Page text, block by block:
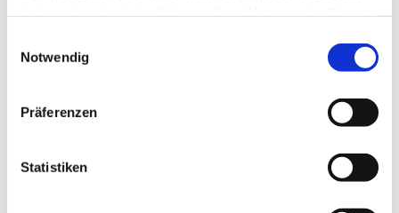
Notwendig
Präferenzen
Statistiken